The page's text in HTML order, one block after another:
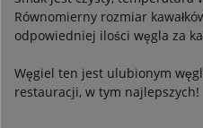
Równomierny rozmiar
odpowiedniej ilości węgla za
Węgiel ten jest ulubionym
restauracji, w tym najlepszych!